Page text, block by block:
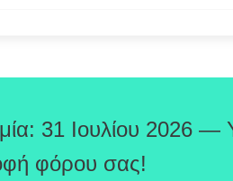
31 Ιουλίου 2026 —
φόρου σας!